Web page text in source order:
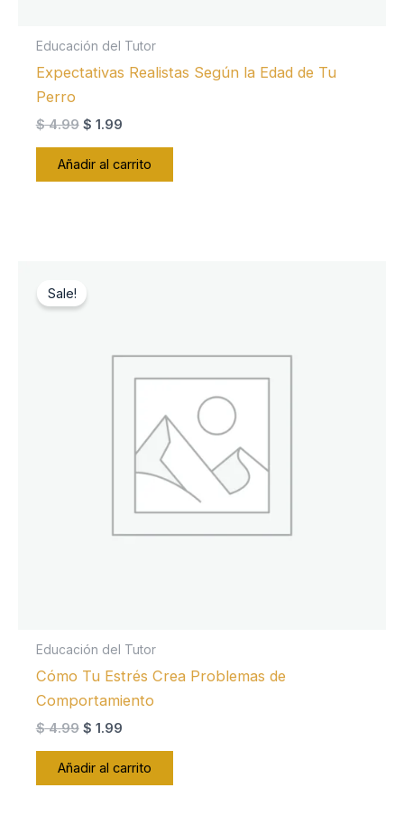
Educación del Tutor
Expectativas Realistas Según la Edad de Tu
Perro
$4.99 El
original
$ 1.99El
actual
Añadir al carrito
Sale!
Educación del Tutor
Cómo Tu Estrés Crea Problemas de
Comportamiento
$4.99 El
original
$ 1.99El
actual
Añadir al carrito